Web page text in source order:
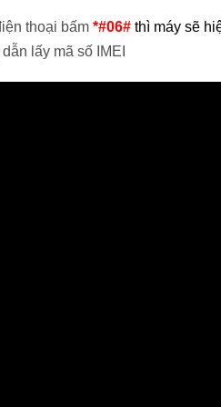
thoại bấm *#06# thì máy sẽ
lấy mã số IMEI